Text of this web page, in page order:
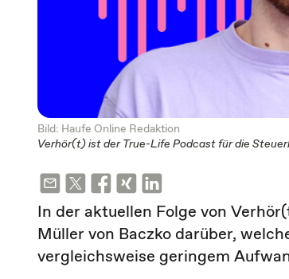
Bild: Haufe Online Redaktion
Verhör(t) ist der True-Life Podcast für die
In der aktuellen Folge von
Müller von Baczko darüber,
vergleichsweise geringem